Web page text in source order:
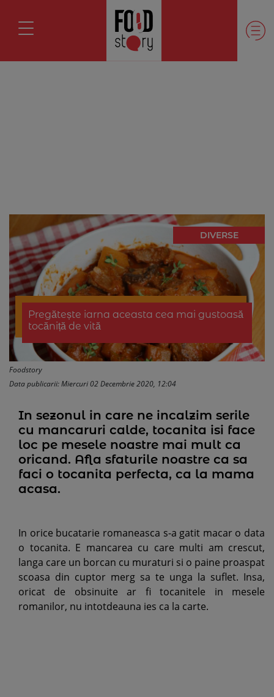
DIVERSE
Pregătește iarna aceasta cea mai gustoasă
tocăniță de vită
Foodstory
Data publicarii: Miercuri 02 Decembrie 2020, 12:04
In sezonul in care ne incalzim serile
cu mancaruri calde, tocanita isi face
loc pe mesele noastre mai mult ca
oricand. Afla sfaturile noastre ca sa
faci o tocanita perfecta, ca la mama
acasa.
In orice bucatarie romaneasca s-a gatit macar o data
o tocanita. E mancarea cu care multi am crescut,
langa care un borcan cu muraturi si o paine proaspat
scoasa din cuptor merg sa te unga la suflet. Insa,
oricat de obsinuite ar fi tocanitele in mesele
romanilor, nu intotdeauna ies ca la carte.